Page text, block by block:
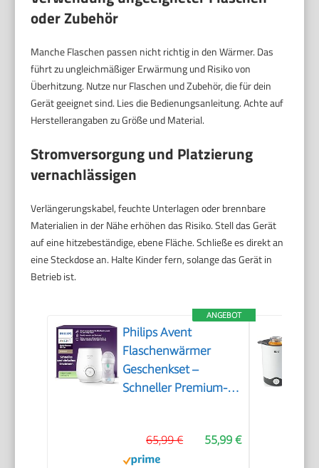
oder Zubehör
Manche Flaschen passen nicht richtig in den Wärmer. Das
führt zu ungleichmäßiger Erwärmung und Risiko von
Überhitzung. Nutze nur Flaschen und Zubehör, die für dein
Gerät geeignet sind. Lies die Bedienungsanleitung. Achte auf
Herstellerangaben zu Größe und Material.
Stromversorgung und Platzierung
vernachlässigen
Verlängerungskabel, feuchte Unterlagen oder brennbare
Materialien in der Nähe erhöhen das Risiko. Stell das Gerät
auf eine hitzebeständige, ebene Fläche. Schließe es direkt an
eine Steckdose an. Halte Kinder fern, solange das Gerät in
Betrieb ist.
ANGEBOT
Philips Avent
Flaschenwärmer
Geschenkset –
Schneller Premium-
Babyflasche,
intelligente
55,99 €
65,99 €